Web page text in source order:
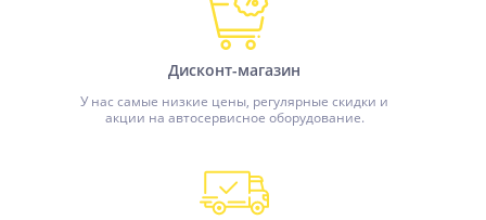
Дисконт-магазин
У нас самые низкие цены, регулярные скидки и
акции на автосервисное оборудование.